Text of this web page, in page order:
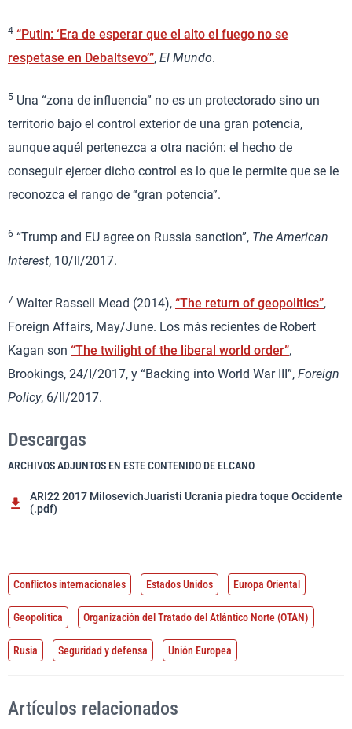
4 “Putin: ‘Era de esperar que el alto el fuego no se
respetase en Debaltsevo’”, El Mundo.
5 Una “zona de influencia” no es un protectorado sino un
territorio bajo el control exterior de una gran potencia,
aunque aquél pertenezca a otra nación: el hecho de
conseguir ejercer dicho control es lo que le permite que se le
reconozca el rango de “gran potencia”.
6 “Trump and EU agree on Russia sanction”, The American
Interest, 10/II/2017.
7 Walter Rassell Mead (2014), “The return of geopolitics”,
Foreign Affairs, May/June. Los más recientes de Robert
Kagan son “The twilight of the liberal world order”,
Brookings, 24/I/2017, y “Backing into World War III”, Foreign
Policy, 6/II/2017.
Descargas
ARCHIVOS ADJUNTOS EN ESTE CONTENIDO DE ELCANO
ARI22 2017 MilosevichJuaristi Ucrania piedra toque Occidente
(.pdf)
Conflictos internacionales Estados Unidos Europa Oriental
Geopolítica Organización del Tratado del Atlántico Norte (OTAN)
Rusia Seguridad y defensa Unión Europea
Artículos relacionados